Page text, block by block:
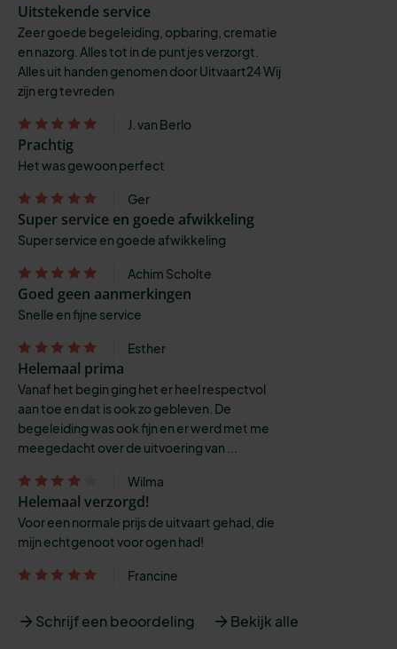
Uitstekende service
Zeer goede begeleiding, opbaring, crematie
en nazorg. Alles tot in de puntjes verzorgt.
Alles uit handen genomen door Uitvaart24 Wij
zijn erg tevreden
J. van Berlo
Prachtig
Het was gewoon perfect
Ger
Super service en goede afwikkeling
Super service en goede afwikkeling
Achim Scholte
Goed geen aanmerkingen
Snelle en fijne service
Esther
Helemaal prima
Vanaf het begin ging het er heel respectvol
aan toe en dat is ook zo gebleven. De
begeleiding was ook fijn en er werd met me
meegedacht over de uitvoering van ...
Wilma
Helemaal verzorgd!
Voor een normale prijs de uitvaart gehad, die
mijn echtgenoot voor ogen had!
Francine
Schrijf een beoordeling Bekijk alle